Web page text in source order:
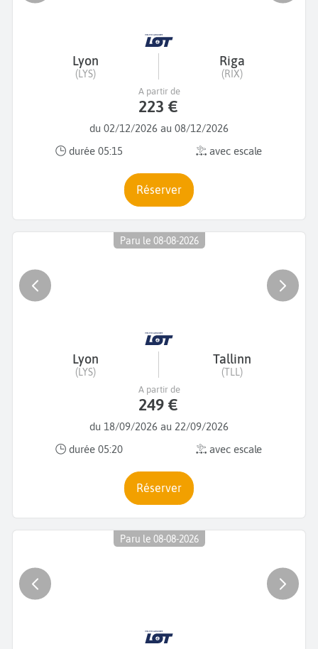
Lyon
(LYS)
Riga
(RIX)
du 02/12/2026 au 08/12/2026
durée 05:15
avec escale
A partir de
223 €
Réserver
Paru le 08-08-2026
Lyon
(LYS)
Tallinn
(TLL)
du 18/09/2026 au 22/09/2026
durée 05:20
avec escale
A partir de
249 €
Réserver
Paru le 08-08-2026